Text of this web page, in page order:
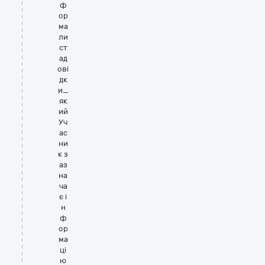
ф
ор
ма
ли
ст
ад
ові
дк
и_
як
ий
Уч
ас
ни
к з
аз
на
ча
є і
н
ф
ор
ма
ці
ю